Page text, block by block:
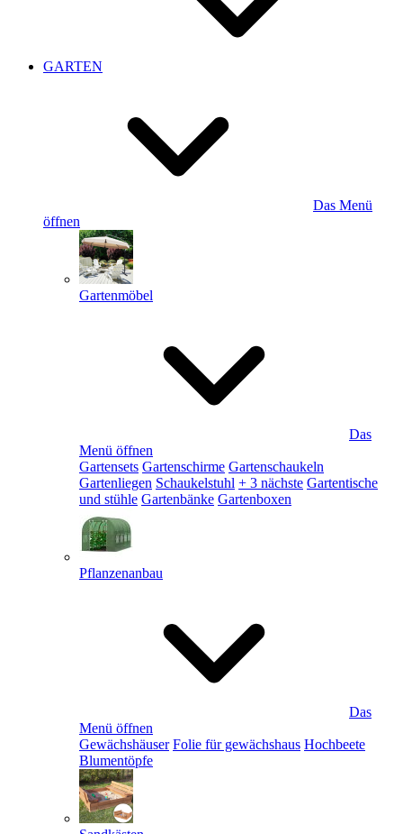
GARTEN
Das Menü
öffnen
Gartenmöbel
Das
Menü öffnen
Gartensets Gartenschirme Gartenschaukeln
Gartenliegen Schaukelstuhl + 3 nächste Gartentische
und stühle Gartenbänke Gartenboxen
Pflanzenanbau
Das
Menü öffnen
Gewächshäuser Folie für gewächshaus Hochbeete
Blumentöpfe